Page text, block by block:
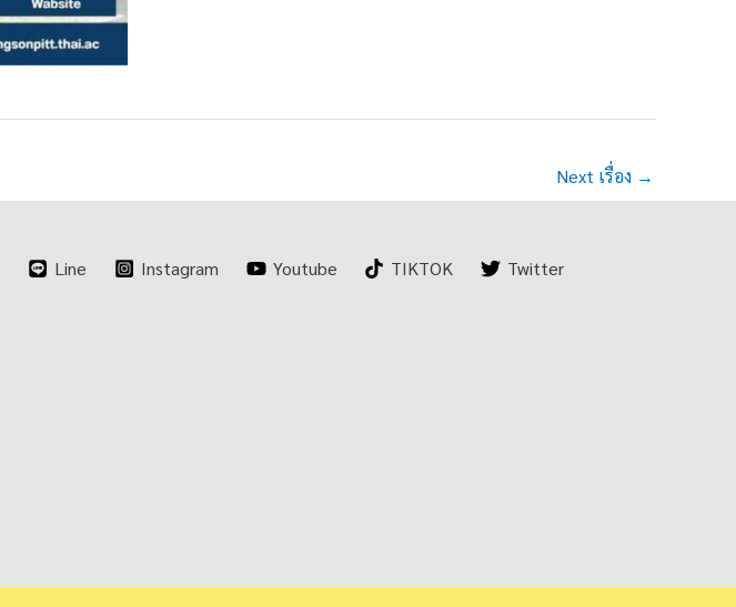
Next เรื่อง →
Line Instagram Youtube TIKTOK Twitter